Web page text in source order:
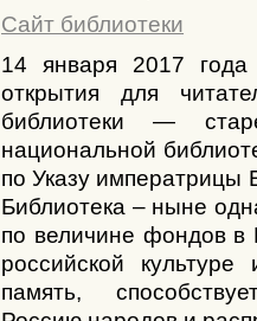
Сайт библиотеки
14 января 2017
открытия для
библиотеки —
национальной
по Указу императрицы
Библиотека – ныне
по величине фондов в
российской
память,